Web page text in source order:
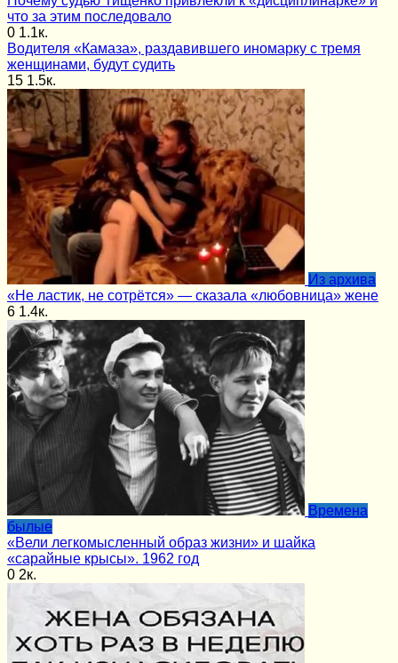
что за этим последовало
0 1.1к.
Водителя «Камаза», раздавившего иномарку с тремя
женщинами, будут судить
15 1.5к.
Из архива
«Не ластик, не сотрётся» — сказала «любовница» жене
6 1.4к.
Времена
былые
«Вели легкомысленный образ жизни» и шайка
«сарайные крысы». 1962 год
0 2к.